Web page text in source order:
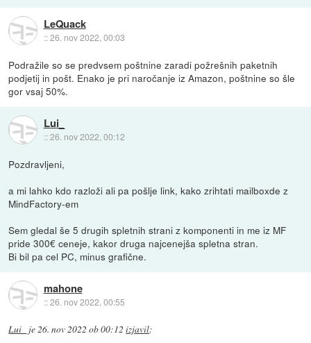
LeQuack
::26. nov 2022, 00:03
Podražile so se predvsem poštnine zaradi požrešnih paketnih
podjetij in pošt. Enako je pri naročanje iz Amazon, poštnine so šle
gor vsaj 50%.
Lui_
::26. nov 2022, 00:12
Pozdravljeni,
a mi lahko kdo razloži ali pa pošlje link, kako zrihtati mailboxde z
MindFactory-em
Sem gledal še 5 drugih spletnih strani z komponenti in me iz MF
pride 300€ ceneje, kakor druga najcenejša spletna stran.
Bi bil pa cel PC, minus grafične.
mahone
::26. nov 2022, 00:55
Lui_ je26. nov 2022 ob 00:12 izjavil: